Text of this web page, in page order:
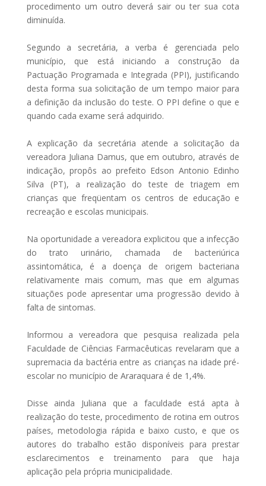
procedimento um outro deverá sair ou ter sua cota
diminuída.
Segundo a secretária, a verba é gerenciada pelo
município, que está iniciando a construção da
Pactuação Programada e Integrada (PPI), justificando
desta forma sua solicitação de um tempo maior para
a definição da inclusão do teste. O PPI define o que e
quando cada exame será adquirido.
A explicação da secretária atende a solicitação da
vereadora Juliana Damus, que em outubro, através de
indicação, propôs ao prefeito Edson Antonio Edinho
Silva (PT), a realização do teste de triagem em
crianças que freqüentam os centros de educação e
recreação e escolas municipais.
Na oportunidade a vereadora explicitou que a infecção
do trato urinário, chamada de bacteriúrica
assintomática, é a doença de origem bacteriana
relativamente mais comum, mas que em algumas
situações pode apresentar uma progressão devido à
falta de sintomas.
Informou a vereadora que pesquisa realizada pela
Faculdade de Ciências Farmacêuticas revelaram que a
supremacia da bactéria entre as crianças na idade pré-
escolar no município de Araraquara é de 1,4%.
Disse ainda Juliana que a faculdade está apta à
realização do teste, procedimento de rotina em outros
países, metodologia rápida e baixo custo, e que os
autores do trabalho estão disponíveis para prestar
esclarecimentos e treinamento para que haja
aplicação pela própria municipalidade.